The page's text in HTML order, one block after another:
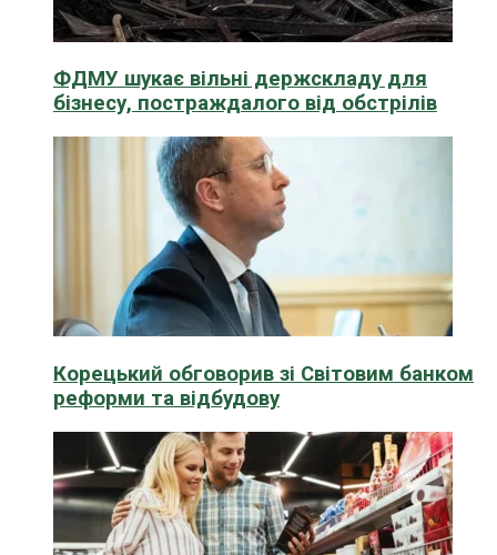
ФДМУ шукає вільні держскладу для
бізнесу, постраждалого від обстрілів
Корецький обговорив зі Світовим банком
реформи та відбудову